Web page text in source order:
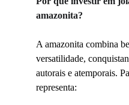
amazonita?
A amazonita combina
versatilidade,
autorais e atemporais.
representa: